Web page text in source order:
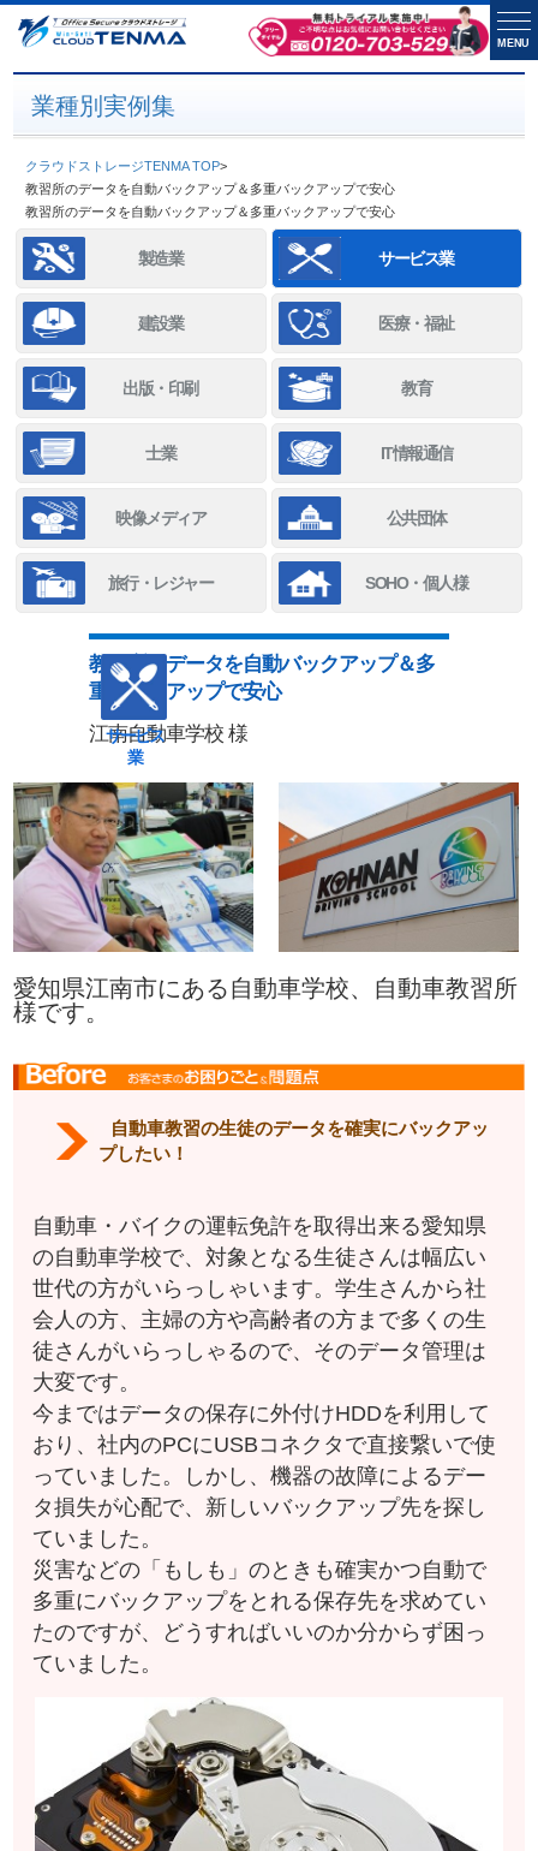
業種別実例集
クラウドストレージTENMA TOP>
教習所のデータを自動バックアップ＆多重バックアップで安心
教習所のデータを自動バックアップ＆多重バックアップで安心
製造業 サービス業
建設業 医療・福祉
出版・印刷 教育
士業 IT情報通信
映像メディア 公共団体
旅行・レジャー SOHO・個人様
サービス
業
教習所のデータを自動バックアップ＆多
重バックアップで安心
江南自動車学校 様
愛知県江南市にある自動車学校、自動車教習所
様です。
自動車教習の生徒のデータを確実にバックアッ
プしたい！
自動車・バイクの運転免許を取得出来る愛知県
の自動車学校で、対象となる生徒さんは幅広い
世代の方がいらっしゃいます。学生さんから社
会人の方、主婦の方や高齢者の方まで多くの生
徒さんがいらっしゃるので、そのデータ管理は
大変です。
今まではデータの保存に外付けHDDを利用して
おり、社内のPCにUSBコネクタで直接繋いで使
っていました。しかし、機器の故障によるデー
タ損失が心配で、新しいバックアップ先を探し
ていました。
災害などの「もしも」のときも確実かつ自動で
多重にバックアップをとれる保存先を求めてい
たのですが、どうすればいいのか分からず困っ
ていました。
MENU